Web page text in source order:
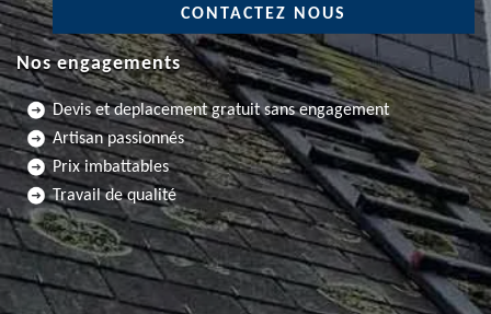
CONTACTEZ NOUS
Nos engagements
Devis et deplacement gratuit sans engagement
Artisan passionnés
Prix imbattables
Travail de qualité